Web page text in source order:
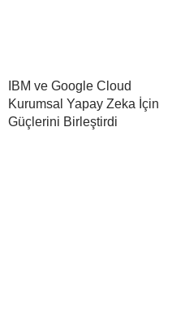
IBM ve Google Cloud
Kurumsal Yapay Zeka İçin
Güçlerini Birleştirdi